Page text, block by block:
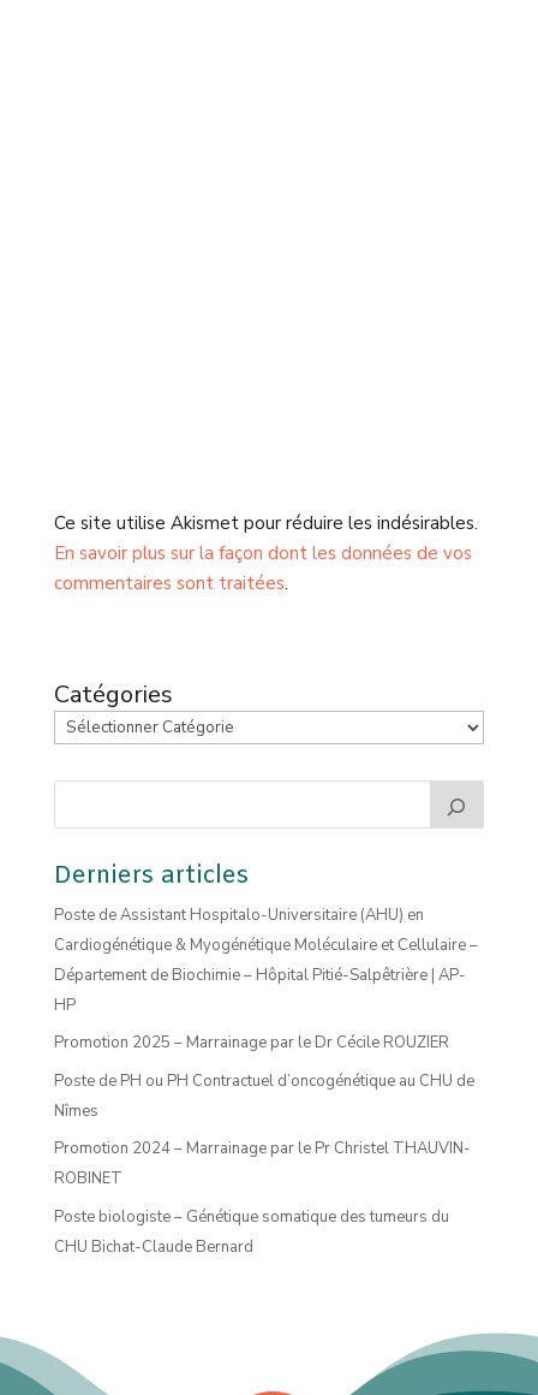
Ce site utilise Akismet pour réduire les indésirables.
En savoir plus sur la façon dont les données de vos
commentaires sont traitées.
Catégories
Derniers articles
Poste de Assistant Hospitalo-Universitaire (AHU) en
Cardiogénétique & Myogénétique Moléculaire et Cellulaire –
Département de Biochimie – Hôpital Pitié-Salpêtrière | AP-
HP
Promotion 2025 – Marrainage par le Dr Cécile ROUZIER
Poste de PH ou PH Contractuel d’oncogénétique au CHU de
Nîmes
Promotion 2024 – Marrainage par le Pr Christel THAUVIN-
ROBINET
Poste biologiste – Génétique somatique des tumeurs du
CHU Bichat-Claude Bernard